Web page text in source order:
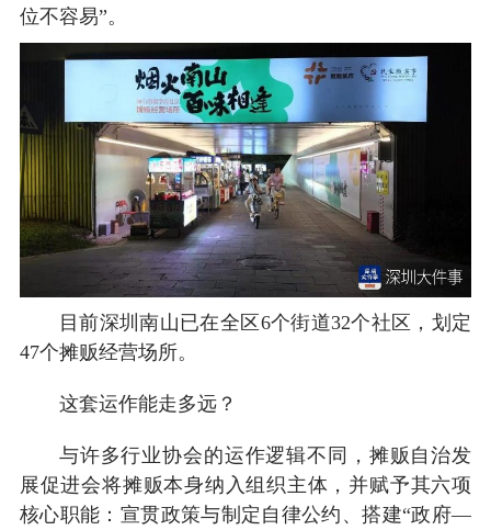
位不容易”。
目前深圳南山已在全区6个街道32个社区，划定
47个摊贩经营场所。
这套运作能走多远？
与许多行业协会的运作逻辑不同，摊贩自治发
展促进会将摊贩本身纳入组织主体，并赋予其六项
核心职能：宣贯政策与制定自律公约、搭建“政府—